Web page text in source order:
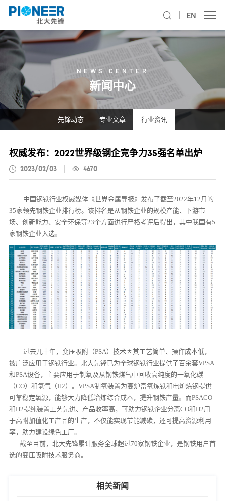
EN
NEWS CENTER
新闻中心
先锋动态 专业文章 行业资讯
权威发布：2022世界级钢企竞争力35强名单出炉
2023/02/03 4670
中国钢铁行业权威媒体《世界金属导报》发布了截至2022年12月的
35家领先钢铁企业排行榜。该排名是从钢铁企业的规模产能、下游市
场、创新能力、 安全环保等23个方面进行严格考评后得出， 其中我国有5
家钢铁企业入选。
过去几十年，变压吸附（PSA）技术因其工艺简单、操作成本低，
被广泛应用于钢铁行业。北大先锋已为全球钢铁行业提供了百余套VPSA
和PSA设备，主要应用于制氧及从钢铁煤气中回收高纯度的一氧化碳
（CO）和氢气（H2）。 VPSA制氧装置为高炉富氧炼铁和电炉炼钢提供
可靠稳定氧源，能够大力降低冶炼综合成本，提升钢铁产量。 而PSACO
和H2提纯装置工艺先进、产品收率高，可助力钢铁企业分离CO和H2用
于高附加值化工产品的生产，不仅能实现节能减碳，还可提高资源利用
率，助力建设绿色工厂。
截至目前，北大先锋累计服务全球超过70家钢铁企业，是钢铁用户首
选的变压吸附技术服务商。
相关新闻